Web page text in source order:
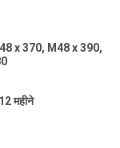
x 370, M48 x 390,
महीने